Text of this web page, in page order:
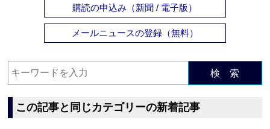
購読の申込み（新聞 / 電子版）
メールニュースの登録（無料）
検 索
この記事と同じカテゴリーの新着記事